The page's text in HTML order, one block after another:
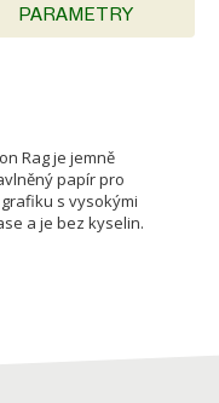
PARAMETRY
Rag je jemně
papír pro
s vysokými
a je bez kyselin.